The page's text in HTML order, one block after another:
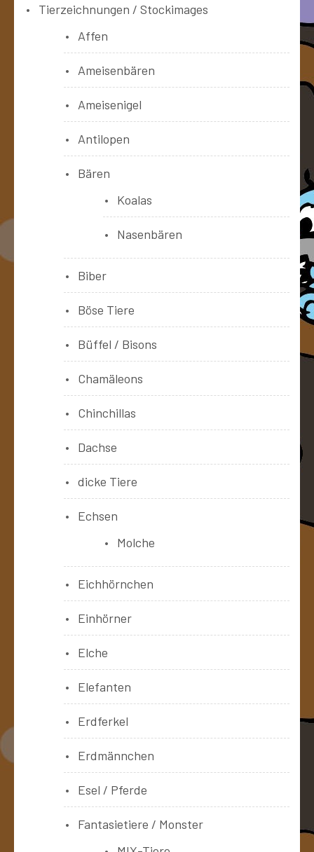
Tierzeichnungen / Stockimages
Affen
Ameisenbären
Ameisenigel
Antilopen
Bären
Koalas
Nasenbären
Biber
Böse Tiere
Büffel / Bisons
Chamäleons
Chinchillas
Dachse
dicke Tiere
Echsen
Molche
Eichhörnchen
Einhörner
Elche
Elefanten
Erdferkel
Erdmännchen
Esel / Pferde
Fantasietiere / Monster